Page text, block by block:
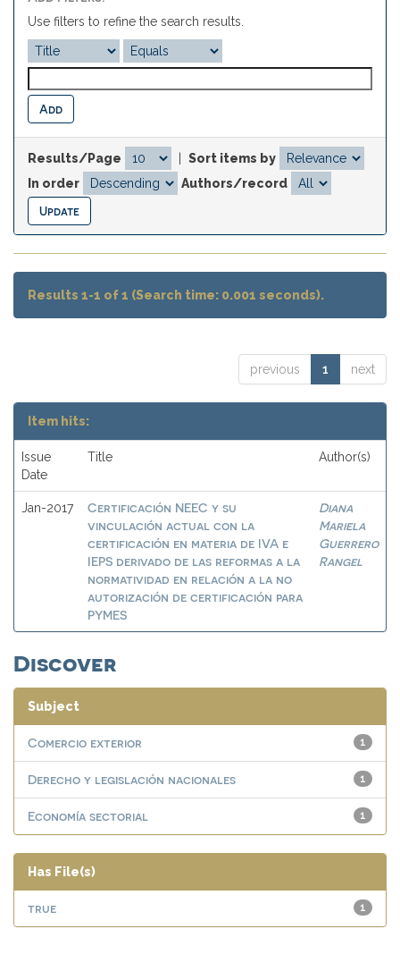
Use filters to refine the search results.
Results/Page
Sort items by
In order
Authors/record
Results 1-1 of 1 (Search time: 0.001 seconds).
previous 1 next
Item hits:
Issue
Date
Title Author(s)
Jan-2017
Certificación NEEC y su
vinculación actual con la
certificación en materia de IVA e
IEPS derivado de las reformas a la
normatividad en relación a la no
autorización de certificación para
PYMES
Diana
Mariela
Guerrero
Rangel
Discover
Subject
1
Comercio exterior
1
Derecho y legislación nacionales
1
Economía sectorial
Has File(s)
1
true